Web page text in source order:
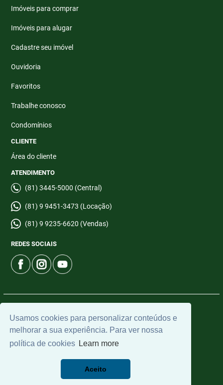
Usamos cookies para personalizar conteúdos e
melhorar a sua experiência. Para ver nossa
política de cookies Learn more
Aceito
Imóveis para comprar
Imóveis para alugar
Cadastre seu imóvel
Ouvidoria
Favoritos
Trabalhe conosco
Condomínios
CLIENTE
Área do cliente
ATENDIMENTO
(81) 3445-5000 (Central)
(81) 9 9451-3473 (Locação)
(81) 9 9235-6620 (Vendas)
REDES SOCIAIS
Universal Software.